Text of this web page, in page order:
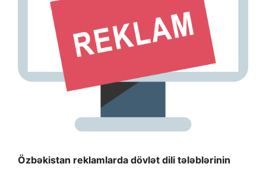
Özbəkistan reklamlarda dövlət dili tələblərinin